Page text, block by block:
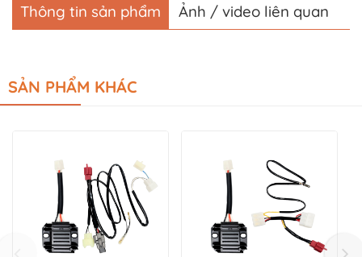
Thông tin sản phẩm Ảnh / video liên quan
SẢN PHẨM KHÁC